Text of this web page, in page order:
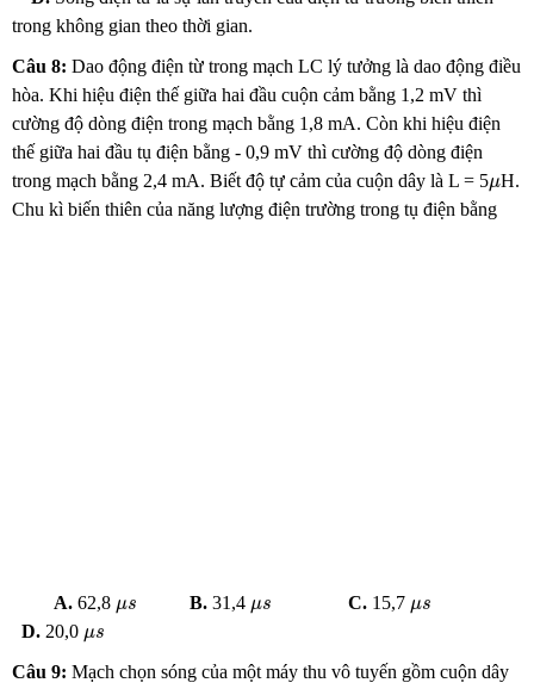
trong không gian theo thời gian.
Câu 8: Dao động điện từ trong mạch LC lý tưởng là dao động điều
hòa. Khi hiệu điện thế giữa hai đầu cuộn cảm bằng 1,2 mV thì
cường độ dòng điện trong mạch bằng 1,8 mA. Còn khi hiệu điện
thế giữa hai đầu tụ điện bằng - 0,9 mV thì cường độ dòng điện
trong mạch bằng 2,4 mA. Biết độ tự cảm của cuộn dây là L = 5μ
μH.
Chu kì biến thiên của năng lượng điện trường trong tụ điện bằng
A. 62,8 μs
μs B. 31,4 μs
μs C. 15,7 μs
μs
D. 20,0 μs
μs
Câu 9: Mạch chọn sóng của một máy thu vô tuyến gồm cuộn dây